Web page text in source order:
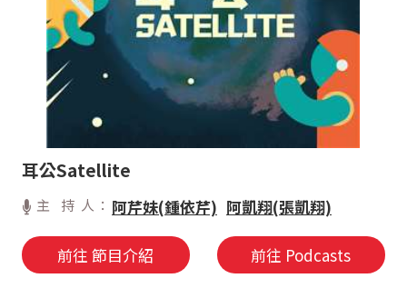
耳公Satellite
主 持 人： 阿芹妹(鍾依芹) 阿凱翔(張凱翔)
前往 節目介紹 前往 Podcasts